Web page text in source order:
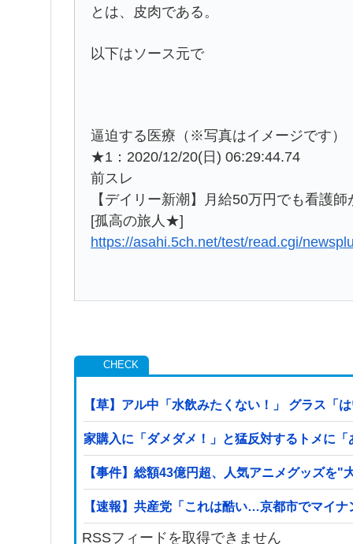
とは、皮肉である。
以下はソース元で
逼迫する医療（※写真はイメージです）
★1：2020/12/20(日) 06:29:44.74
前スレ
【デイリー新潮】月給50万円でも看
[孤高の旅人★]
https://asahi.5ch.net/test/read.cgi/
【草】アル中「水飲みたくない！」 グラス「
家購入に「ダメダメ！」と猛反対するトメに
【事件】総額43億円超、人気アニメグッズを
【速報】共産党「これは酷い…京都市でマイ
RSSフィードを取得できません